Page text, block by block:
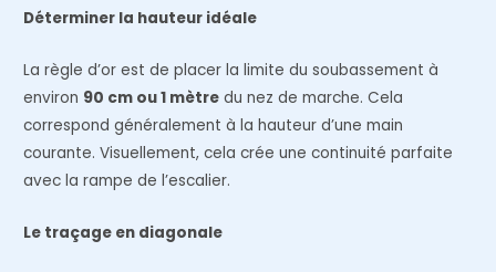
Déterminer la hauteur idéale
La règle d’or est de placer la limite du soubassement à
environ 90 cm ou 1 mètre du nez de marche. Cela
correspond généralement à la hauteur d’une main
courante. Visuellement, cela crée une continuité parfaite
avec la rampe de l’escalier.
Le traçage en diagonale